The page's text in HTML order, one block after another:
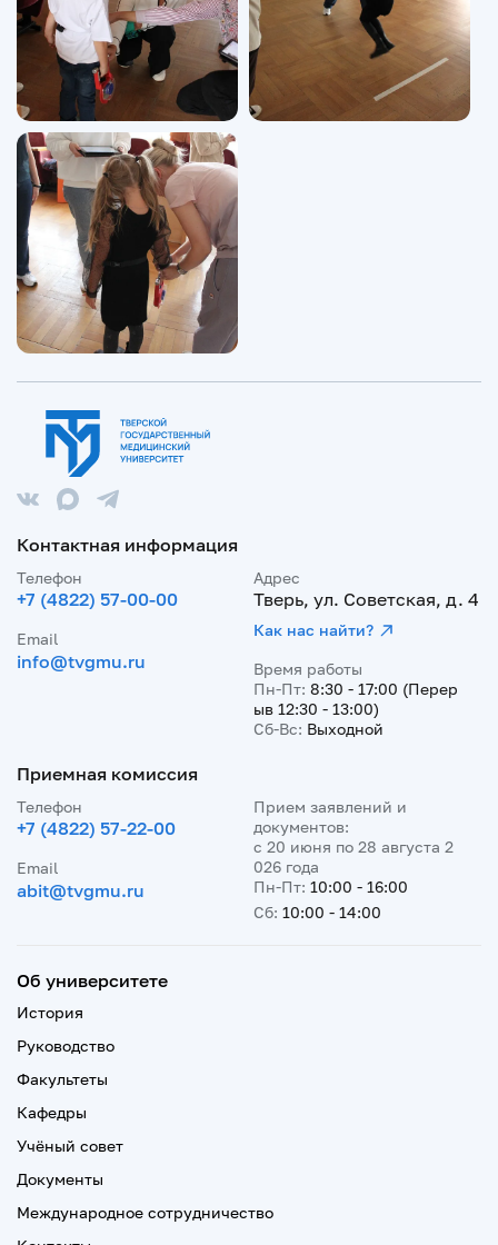
Контактная информация
Телефон
+7 (4822) 57-00-00
Email
info@tvgmu.ru
Адрес
Тверь, ул. Советская, д. 4
Как нас найти?
Время работы
Пн-Пт: 8:30 - 17:00 (Перер
ыв 12:30 - 13:00)
Сб-Вс: Выходной
Приемная комиссия
Телефон
+7 (4822) 57-22-00
Email
abit@tvgmu.ru
Прием заявлений и
документов:
с 20 июня по 28 августа 2
026 года
Пн-Пт: 10:00 - 16:00
Сб: 10:00 - 14:00
Об университете
История
Руководство
Факультеты
Кафедры
Учёный совет
Документы
Международное сотрудничество